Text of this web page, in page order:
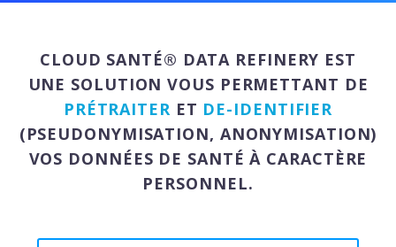
Français
CLOUD SANTÉ® DATA REFINERY EST
UNE SOLUTION VOUS PERMETTANT DE
PRÉTRAITERET DE-IDENTIFIER
(PSEUDONYMISATION, ANONYMISATION)
VOS DONNÉES DE SANTÉ À CARACTÈRE
PERSONNEL.